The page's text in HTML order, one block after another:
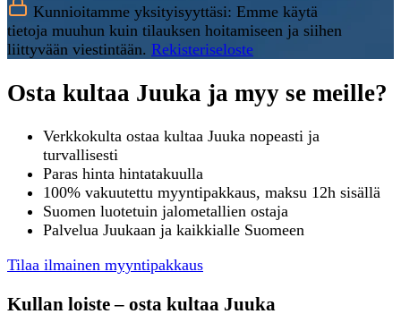
Kunnioitamme yksityisyyttäsi: Emme käytä
tietoja muuhun kuin tilauksen hoitamiseen ja siihen
liittyvään viestintään. Rekisteriseloste
Osta kultaa Juuka ja myy se meille?
Verkkokulta ostaa kultaa Juuka nopeasti ja
turvallisesti
Paras hinta hintatakuulla
100% vakuutettu myyntipakkaus, maksu 12h sisällä
Suomen luotetuin jalometallien ostaja
Palvelua Juukaan ja kaikkialle Suomeen
Tilaa ilmainen myyntipakkaus
Kullan loiste – osta kultaa Juuka